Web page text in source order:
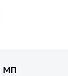
мп